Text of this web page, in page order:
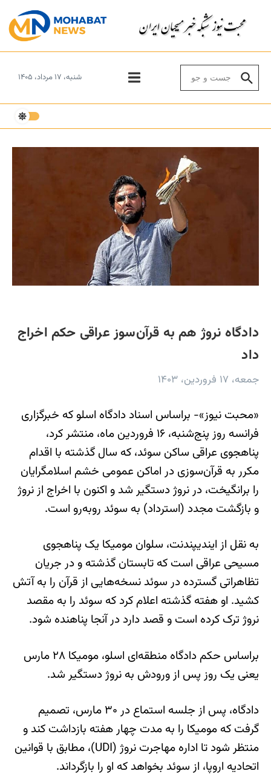
شنبه، ۱۷ مرداد، ۱۴۰۵
دادگاه نروژ هم به قرآن‌سوز عراقی حکم اخراج
داد
جمعه، ۱۷ فروردین، ۱۴۰۳
«محبت نیوز»- براساس اسناد دادگاه اسلو که خبرگزاری
فرانسه روز پنج‌شنبه، ۱۶ فروردین ماه، منتشر کرد،
پناهجوی عراقی ساکن سوئد، که سال گذشته با اقدام
مکرر به قرآن‌سوزی در اماکن عمومی خشم اسلامگرایان
را برانگیخت، در نروژ دستگیر شد و اکنون با اخراج از نروژ
و بازگشت مجدد (استرداد) به سوئد روبه‌رو است.
به نقل از ایندیپندنت، سلوان مومیکا یک پناهجوی
مسیحی عراقی است که تابستان گذشته و در جریان
تظاهراتی گسترده در سوئد نسخه‌هایی از قرآن را به آتش
کشید. او هفته گذشته اعلام کرد که سوئد را به مقصد
نروژ ترک کرده است و قصد دارد در آنجا پناهنده شود.
براساس حکم دادگاه منطقه‌ای اسلو، مومیکا ۲۸ مارس
یعنی یک روز پس از ورودش به نروژ دستگیر شد.
دادگاه، پس از جلسه استماع در ۳۰ مارس، تصمیم
گرفت که مومیکا را به مدت چهار هفته بازداشت کند و
منتظر شود تا اداره مهاجرت نروژ (UDI)، مطابق با قوانین
اتحادیه اروپا، از سوئد بخواهد که او را بازگرداند.